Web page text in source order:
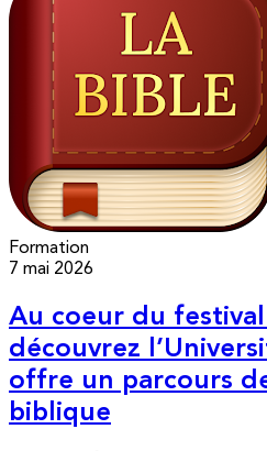
Formation
7 mai 2026
Au coeur du festival
découvrez
offre un parcours
biblique